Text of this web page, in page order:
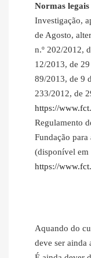
Normas
Investigação,
de Agosto,
n.º 202/2012,
12/2013, de
89/2013, de 9
233/2012, de
https://
Regulamento
Fundação
(disponível em
https://
Aquando do
deve ser ainda